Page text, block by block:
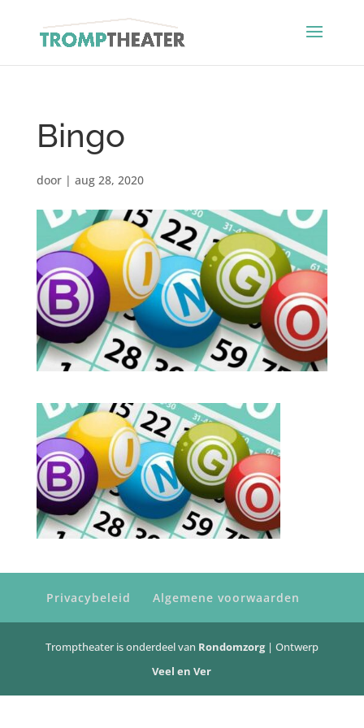
Bingo
door | aug 28, 2020
Privacybeleid Algemene voorwaarden
Tromptheater is onderdeel van Rondomzorg | Ontwerp
Veel en Ver